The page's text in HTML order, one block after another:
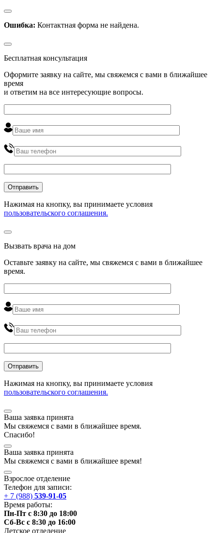
Ошибка: Контактная форма не найдена.
Бесплатная консультация
Оформите заявку на сайте, мы свяжемся с вами в ближайшее
время
и ответим на все интересующие вопросы.
Нажимая на кнопку, вы принимаете условия
пользовательского соглашения.
Вызвать врача на дом
Оставьте заявку на сайте, мы свяжемся с вами в ближайшее
время.
Нажимая на кнопку, вы принимаете условия
пользовательского соглашения.
Ваша заявка принята
Мы свяжемся с вами в ближайшее время.
Спасибо!
Ваша заявка принята
Мы свяжемся с вами в ближайшее время!
Взрослое отделение
Телефон для записи:
+ 7 (988) 539-91-05
Время работы:
Пн-Пт с 8:30 до 18:00
Сб-Вс с 8:30 до 16:00
Детское отделение